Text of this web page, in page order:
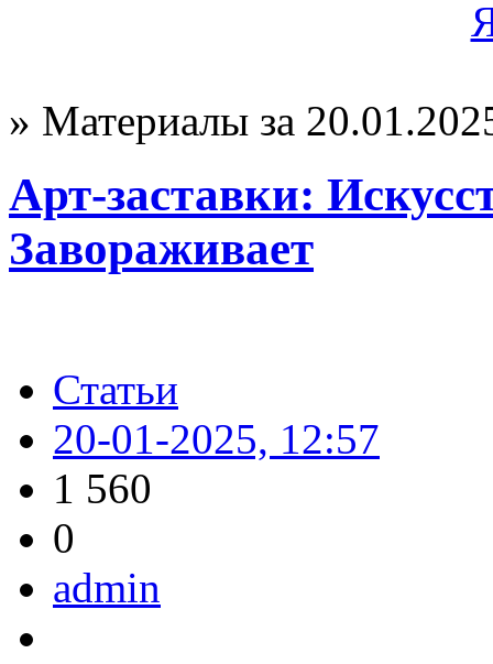
» Материалы за
Арт-заставки:
Завораживает
Статьи
20-01-2025, 12:57
1 560
0
admin